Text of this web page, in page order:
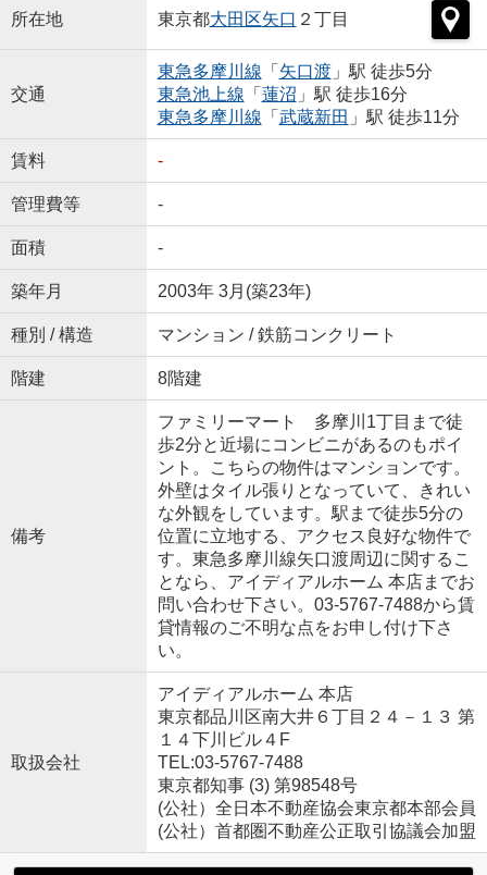
所在地 東京都大田区矢口 ２丁目
交通
東急多摩川線 「 矢口渡」駅 徒歩5分
東急池上線 「 蓮沼 」駅 徒歩16分
東急多摩川線 「 武蔵新田 」駅 徒歩11分
賃料 -
管理費等 -
面積 -
築年月 2003年 3月(築23年)
種別 / 構造 マンション / 鉄筋コンクリート
階建 8階建
備考
ファミリーマート 多摩川1丁目まで徒
歩2分と近場にコンビニがあるのもポイ
ント。こちらの物件はマンションです。
外壁はタイル張りとなっていて、きれい
な外観をしています。駅まで徒歩5分の
位置に立地する、アクセス良好な物件で
す。東急多摩川線矢口渡周辺に関するこ
となら、アイディアルホーム 本店までお
問い合わせ下さい。03-5767-7488から賃
貸情報のご不明な点をお申し付け下さ
い。
取扱会社
アイディアルホーム 本店
東京都品川区南大井６丁目２４－１３ 第
１４下川ビル４F
TEL:03-5767-7488
東京都知事 (3) 第98548号
(公社）全日本不動産協会東京都本部会員
(公社）首都圏不動産公正取引協議会加盟